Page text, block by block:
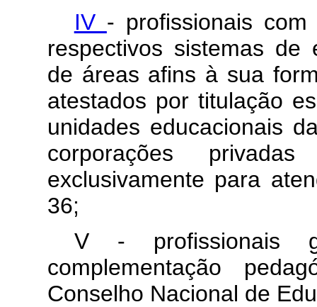
IV - profissionais
respectivos sistemas de
de áreas afins à sua
atestados por titulação
unidades educacionais
corporações
exclusivamente para
36;
V - profissionais
complementação
Conselho Nacional de